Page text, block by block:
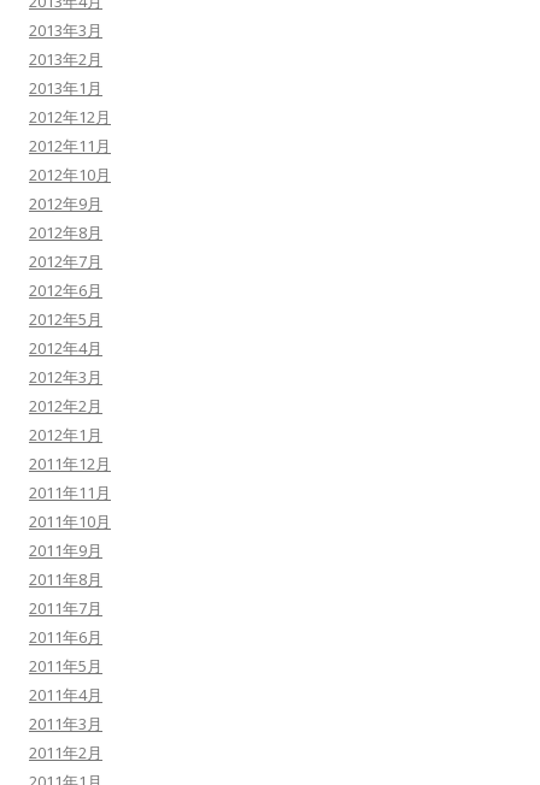
2013年3月
2013年2月
2013年1月
2012年12月
2012年11月
2012年10月
2012年9月
2012年8月
2012年7月
2012年6月
2012年5月
2012年4月
2012年3月
2012年2月
2012年1月
2011年12月
2011年11月
2011年10月
2011年9月
2011年8月
2011年7月
2011年6月
2011年5月
2011年4月
2011年3月
2011年2月